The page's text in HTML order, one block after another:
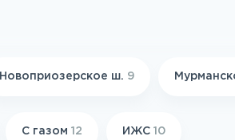
Новоприозерское ш. 9
С газом 12 ИЖС 10